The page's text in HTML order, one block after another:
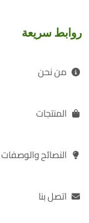
روابط سريعة
من نحن
المنتجات
النصائح والوصفات
اتصل بنا